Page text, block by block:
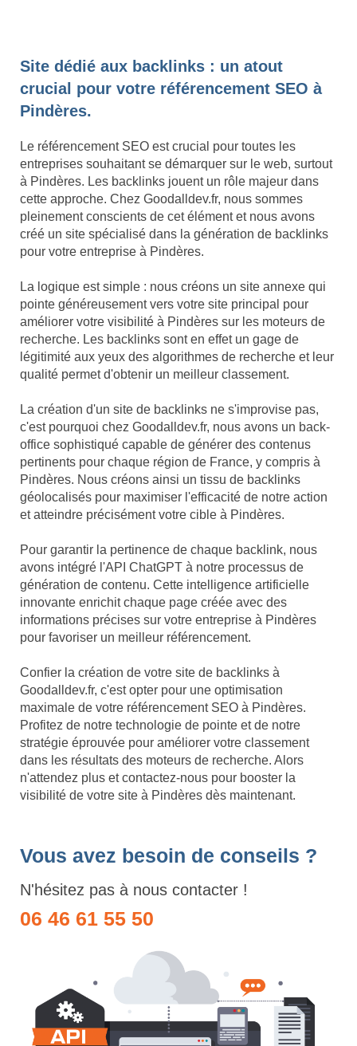
Site dédié aux backlinks : un atout
crucial pour votre référencement SEO à
Pindères.
Le référencement SEO est crucial pour toutes les
entreprises souhaitant se démarquer sur le web, surtout
à Pindères. Les backlinks jouent un rôle majeur dans
cette approche. Chez Goodalldev.fr, nous sommes
pleinement conscients de cet élément et nous avons
créé un site spécialisé dans la génération de backlinks
pour votre entreprise à Pindères.
La logique est simple : nous créons un site annexe qui
pointe généreusement vers votre site principal pour
améliorer votre visibilité à Pindères sur les moteurs de
recherche. Les backlinks sont en effet un gage de
légitimité aux yeux des algorithmes de recherche et leur
qualité permet d'obtenir un meilleur classement.
La création d'un site de backlinks ne s'improvise pas,
c'est pourquoi chez Goodalldev.fr, nous avons un back-
office sophistiqué capable de générer des contenus
pertinents pour chaque région de France, y compris à
Pindères. Nous créons ainsi un tissu de backlinks
géolocalisés pour maximiser l'efficacité de notre action
et atteindre précisément votre cible à Pindères.
Pour garantir la pertinence de chaque backlink, nous
avons intégré l'API ChatGPT à notre processus de
génération de contenu. Cette intelligence artificielle
innovante enrichit chaque page créée avec des
informations précises sur votre entreprise à Pindères
pour favoriser un meilleur référencement.
Confier la création de votre site de backlinks à
Goodalldev.fr, c'est opter pour une optimisation
maximale de votre référencement SEO à Pindères.
Profitez de notre technologie de pointe et de notre
stratégie éprouvée pour améliorer votre classement
dans les résultats des moteurs de recherche. Alors
n'attendez plus et contactez-nous pour booster la
visibilité de votre site à Pindères dès maintenant.
Vous avez besoin de conseils ?
N'hésitez pas à nous contacter !
06 46 61 55 50